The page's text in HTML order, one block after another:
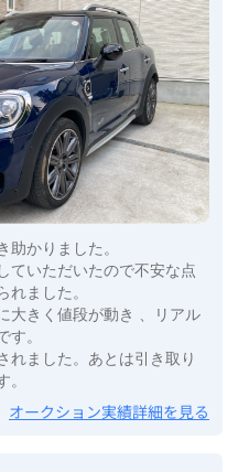
助かりました。
ていただいたので不安な点
れました。
大きく値段が動き 、リアル
す。
れました。あとは引き取り
オークション実績詳細を見る